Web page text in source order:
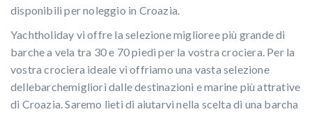
disponibili per noleggio in Croazia.
Yachtholiday vi offre la selezione miglioree più grande di
barche a vela tra 30 e 70 piedi per la vostra crociera. Per la
vostra crociera ideale vi offriamo una vasta selezione
dellebarchemigliori dalle destinazioni e marine più attrative
di Croazia. Saremo lieti di aiutarvi nella scelta di una barcha